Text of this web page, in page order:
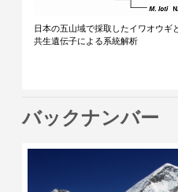
日本の五山域で採取したイワオウギ
共生遺伝子による系統解析
バックナンバー